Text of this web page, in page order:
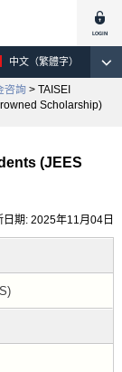
中文（繁體字）
咨詢 > TAISEI
Scholarship)
(JEES
日期: 2025年11月04日